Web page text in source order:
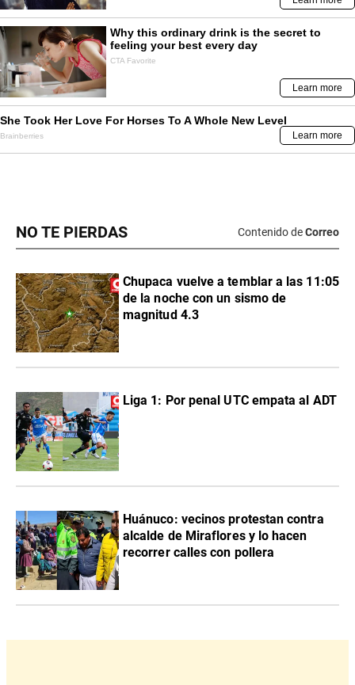
NO TE PIERDAS Contenido deCorreo
Chupaca vuelve a temblar a las 11:05
de la noche con un sismo de
magnitud 4.3
Liga 1: Por penal UTC empata al ADT
Huánuco: vecinos protestan contra
alcalde de Miraflores y lo hacen
recorrer calles con pollera